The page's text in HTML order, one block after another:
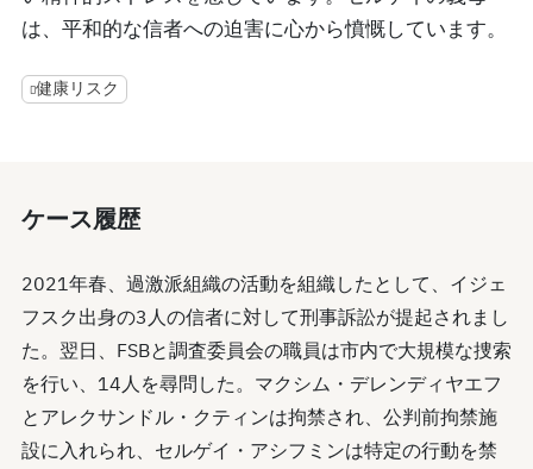
は、平和的な信者への迫害に心から憤慨しています。
健康リスク
ケース履歴
2021年春、過激派組織の活動を組織したとして、イジェ
フスク出身の3人の信者に対して刑事訴訟が提起されまし
た。翌日、FSBと調査委員会の職員は市内で大規模な捜索
を行い、14人を尋問した。マクシム・デレンディヤエフ
とアレクサンドル・クティンは拘禁され、公判前拘禁施
設に入れられ、セルゲイ・アシフミンは特定の行動を禁